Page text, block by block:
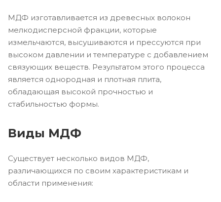
МДФ изготавливается из древесных волокон
мелкодисперсной фракции, которые
измельчаются, высушиваются и прессуются при
высоком давлении и температуре с добавлением
связующих веществ. Результатом этого процесса
является однородная и плотная плита,
обладающая высокой прочностью и
стабильностью формы.
Виды МДФ
Существует несколько видов МДФ,
различающихся по своим характеристикам и
области применения: